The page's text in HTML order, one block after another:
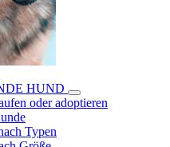
HUND
oder adoptieren
Typen